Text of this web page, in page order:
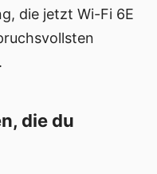
die jetzt Wi-Fi 6E
die du